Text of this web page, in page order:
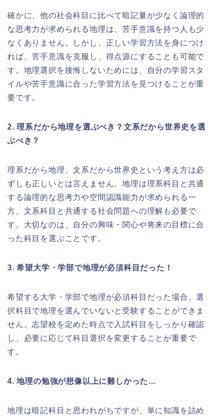
確かに、他の社会科目に比べて暗記量が少なく論理的
な思考力が求められる地理は、苦手意識を持つ人も少
なくありません。しかし、正しい学習方法を身につけ
れば、苦手意識を克服し、得点源にすることも可能で
す。地理選択を後悔しないためには、自分の学習スタ
イルや苦手意識に合った学習方法を見つけることが重
要です。
2. 理系だから地理を選ぶべき？文系だから世界史を選
ぶべき？
理系だから地理、文系だから世界史という考え方は必
ずしも正しいとは言えません。地理は理系科目と共通
する論理的な思考力や空間認識能力が求められる一
方、文系科目と共通する社会問題への理解も必要で
す。大切なのは、自分の興味・関心や将来の目標に合
った科目を選ぶことです。
3. 希望大学・学部で地理が必須科目だった！
希望する大学・学部で地理が必須科目だった場合、選
択科目で地理を選んでいないと受験することができま
せん。志望校を定めた時点で入試科目をしっかり確認
し、必要に応じて科目選択を変更することが重要で
す。
4. 地理の勉強が想像以上に難しかった…
地理は暗記科目と思われがちですが、単に知識を詰め